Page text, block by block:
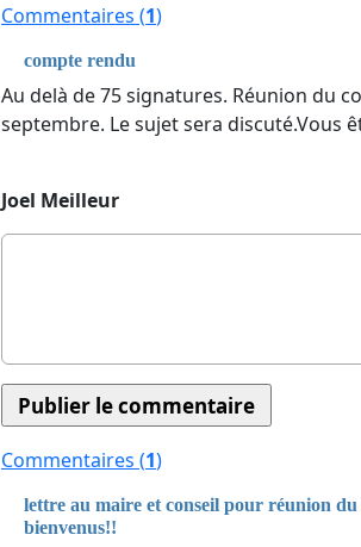
Commentaires (1)
compte rendu
Au delà de 75 signatures. Réunion du
septembre. Le sujet sera discuté.Vous
Joel Meilleur
Commentaires (1)
lettre au maire et conseil pour réunion du
bienvenus!!